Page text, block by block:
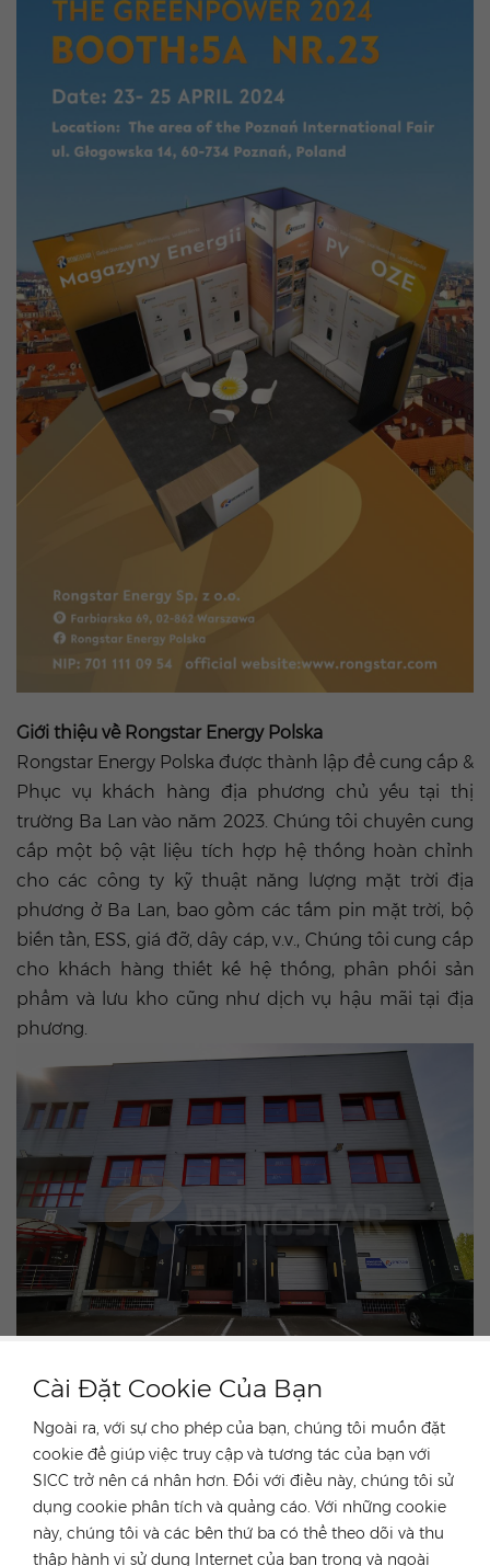
Cài Đặt Cookie Của Bạn
Ngoài ra, với sự cho phép của bạn, chúng tôi muốn đặt
cookie để giúp việc truy cập và tương tác của bạn với
SICC trở nên cá nhân hơn. Đối với điều này, chúng tôi sử
dụng cookie phân tích và quảng cáo. Với những cookie
này, chúng tôi và các bên thứ ba có thể theo dõi và thu
thập hành vi sử dụng Internet của bạn trong và ngoài
Giới thiệu về Rongstar Energy Polska
Rongstar Energy Polska được thành lập để cung cấp &
Phục vụ khách hàng địa phương chủ yếu tại thị
trường Ba Lan vào năm 2023. Chúng tôi chuyên cung
cấp một bộ vật liệu tích hợp hệ thống hoàn chỉnh
cho các công ty kỹ thuật năng lượng mặt trời địa
phương ở Ba Lan, bao gồm các tấm pin mặt trời, bộ
biến tần, ESS, giá đỡ, dây cáp, v.v., Chúng tôi cung cấp
cho khách hàng thiết kế hệ thống, phân phối sản
phẩm và lưu kho cũng như dịch vụ hậu mãi tại địa
phương.
Về hội chợ
Hội chợ GREENPOWER quy tụ đại diện của tất cả các
lĩnh vực nguồn năng lượng tái tạo tại một địa điểm và
thời gian. Đây là cơ hội tuyệt vời để tìm hiểu về xu
hướng thị trường, trao đổi những hiểu biết thực tế,
tìm hiểu về những thách thức và cơ hội mà ngành